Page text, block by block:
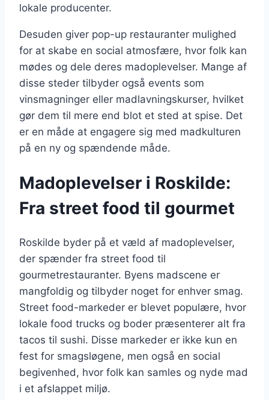
lokale producenter.
Desuden giver pop-up restauranter mulighed
for at skabe en social atmosfære, hvor folk kan
mødes og dele deres madoplevelser. Mange af
disse steder tilbyder også events som
vinsmagninger eller madlavningskurser, hvilket
gør dem til mere end blot et sted at spise. Det
er en måde at engagere sig med madkulturen
på en ny og spændende måde.
Madoplevelser i Roskilde:
Fra street food til gourmet
Roskilde byder på et væld af madoplevelser,
der spænder fra street food til
gourmetrestauranter. Byens madscene er
mangfoldig og tilbyder noget for enhver smag.
Street food-markeder er blevet populære, hvor
lokale food trucks og boder præsenterer alt fra
tacos til sushi. Disse markeder er ikke kun en
fest for smagsløgene, men også en social
begivenhed, hvor folk kan samles og nyde mad
i et afslappet miljø.